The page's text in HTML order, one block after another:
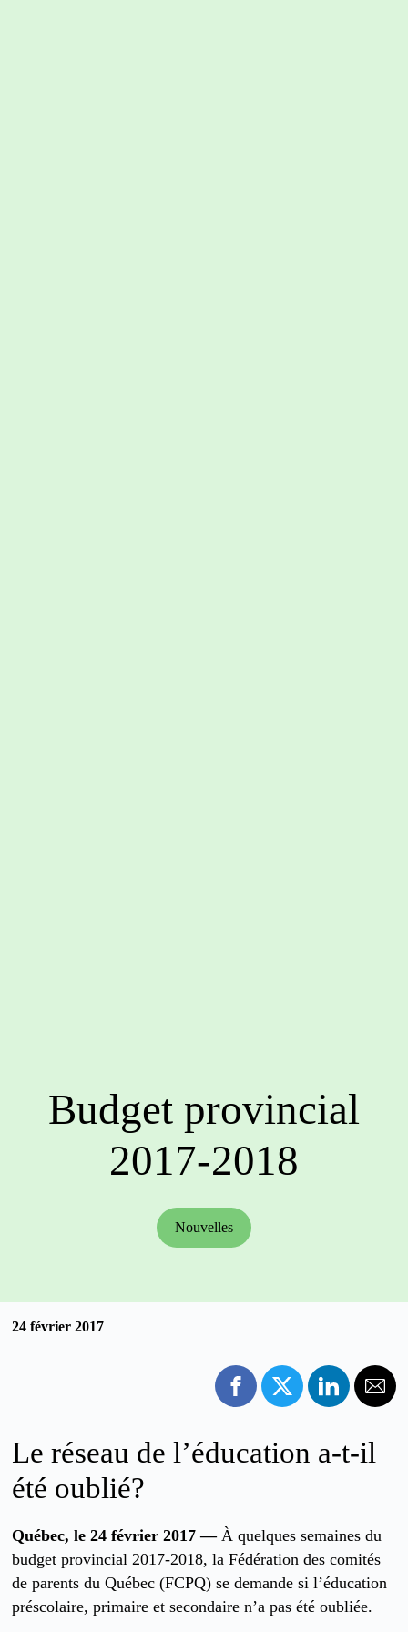
Budget provincial
2017-2018
Nouvelles
24 février 2017
Le réseau de l’éducation a-t-il
été oublié?
Québec, le 24 février 2017 —À quelques semaines du
budget provincial 2017-2018, la Fédération des comités
de parents du Québec (FCPQ) se demande si l’éducation
préscolaire, primaire et secondaire n’a pas été oubliée.